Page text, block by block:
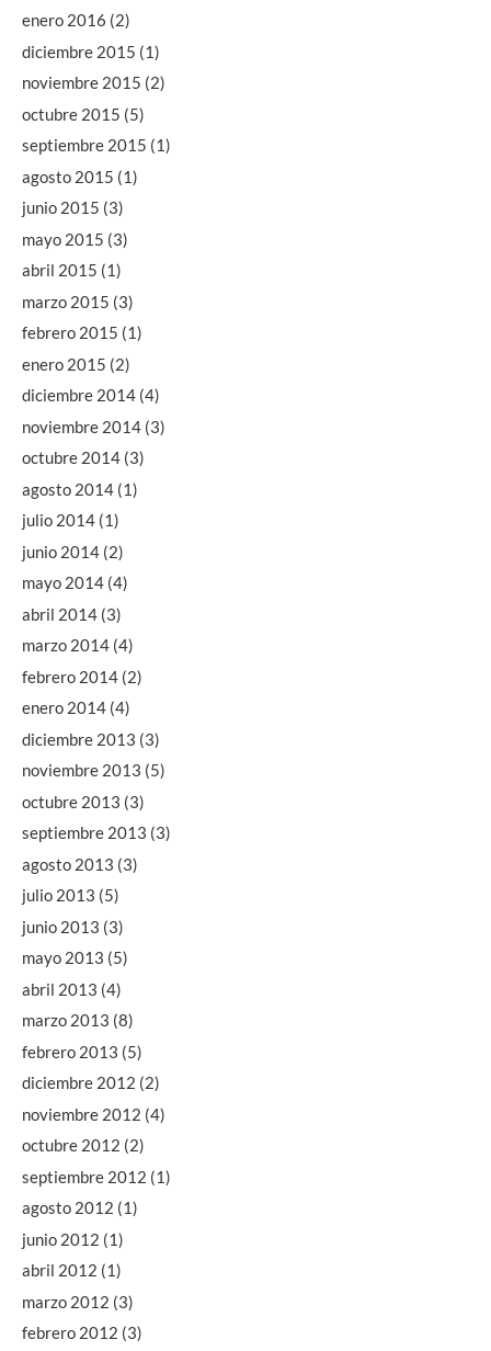
enero 2016 (2)
diciembre 2015 (1)
noviembre 2015 (2)
octubre 2015 (5)
septiembre 2015 (1)
agosto 2015 (1)
junio 2015 (3)
mayo 2015 (3)
abril 2015 (1)
marzo 2015 (3)
febrero 2015 (1)
enero 2015 (2)
diciembre 2014 (4)
noviembre 2014 (3)
octubre 2014 (3)
agosto 2014 (1)
julio 2014 (1)
junio 2014 (2)
mayo 2014 (4)
abril 2014 (3)
marzo 2014 (4)
febrero 2014 (2)
enero 2014 (4)
diciembre 2013 (3)
noviembre 2013 (5)
octubre 2013 (3)
septiembre 2013 (3)
agosto 2013 (3)
julio 2013 (5)
junio 2013 (3)
mayo 2013 (5)
abril 2013 (4)
marzo 2013 (8)
febrero 2013 (5)
diciembre 2012 (2)
noviembre 2012 (4)
octubre 2012 (2)
septiembre 2012 (1)
agosto 2012 (1)
junio 2012 (1)
abril 2012 (1)
marzo 2012 (3)
febrero 2012 (3)